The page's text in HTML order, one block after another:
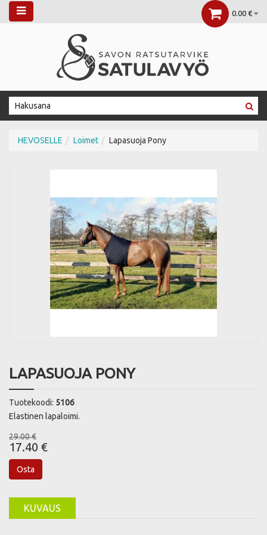
0.00 €
HEVOSELLE Loimet Lapasuoja Pony
LAPASUOJA PONY
Tuotekoodi: 5106
Elastinen lapaloimi.
29.00 €
17.40 €
Osta
KUVAUS